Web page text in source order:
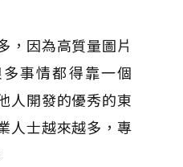
，因為高質量圖片
事情都得靠一個
人開發的優秀的東
人士越來越多，專